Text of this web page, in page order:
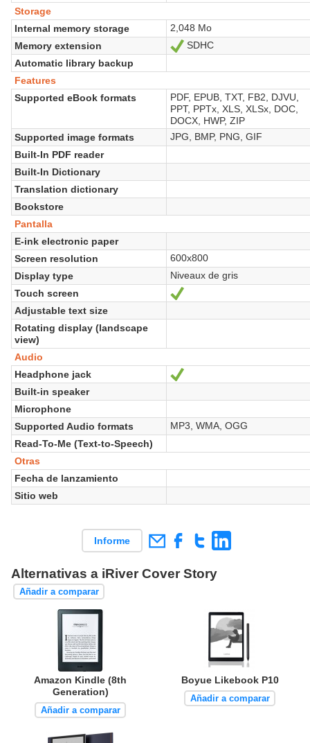
Storage
Internal memory storage
2,048 Mo
Memory extension
Sí
SDHC
Automatic library backup
Features
Supported eBook formats
PDF, EPUB, TXT, FB2, DJVU,
PPT, PPTx, XLS, XLSx, DOC,
DOCX, HWP, ZIP
Supported image formats
JPG, BMP, PNG, GIF
Built-In PDF reader
Built-In Dictionary
Translation dictionary
Bookstore
Pantalla
E-ink electronic paper
Screen resolution
600x800
Display type
Niveaux de gris
Touch screen
Sí
Adjustable text size
Rotating display (landscape
view)
Audio
Headphone jack
Sí
Built-in speaker
Microphone
Supported Audio formats
MP3, WMA, OGG
Read-To-Me (Text-to-Speech)
Otras
Fecha de lanzamiento
Sitio web
Informe
Alternativas a iRiver Cover Story
Añadir a comparar
Amazon Kindle (8th
Generation)
Añadir a comparar
Boyue Likebook P10
Añadir a comparar